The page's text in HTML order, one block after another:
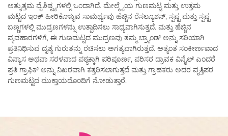
ಅತ್ಯುತ್ತಮ ವೈಶಿಷ್ಟ್ಯಗಳಲ್ಲಿ ಒಂದಾಗಿದೆ. ಮೇಲ್ಮೈಯ ಗುಣಮಟ್ಟ ಮತ್ತು ಉತ್ತಮ
ಮಟ್ಟದ ಇಂಕ್ ಹೀರಿಕೊಳ್ಳುವ ಸಾಮರ್ಥ್ಯವು ಹೆಚ್ಚಿನ ರೆಸಲ್ಯೂಶನ್, ಸ್ಪಷ್ಟ ಮತ್ತು ಸ್ಪಷ್ಟ
ಬಣ್ಣಗಳಲ್ಲಿ ಮುದ್ರಣಗಳನ್ನು ಉತ್ಪಾದಿಸಲು ಸಾಧ್ಯವಾಗಿಸುತ್ತದೆ. ಮತ್ತು ಹೆಚ್ಚಿನ
ವ್ಯವಹಾರಗಳಿಗೆ, ಈ ಗುಣಮಟ್ಟದ ಮುದ್ರಣವು ತಮ್ಮ ಬ್ರ್ಯಾಂಡ್ ಅನ್ನು ಸರಿಯಾಗಿ
ಪ್ರತಿನಿಧಿಸುವ ದೃಶ್ಯ ಗುರುತನ್ನು ರಚಿಸಲು ಅಗತ್ಯವಾಗಿರುತ್ತದೆ. ಅತ್ಯಂತ ಸಂಕೀರ್ಣವಾದ
ವಿನ್ಯಾಸ ಅಥವಾ ಸರಳವಾದ ಪಠ್ಯಕ್ಕಾಗಿ ಪರಿಪೂರ್ಣ, ಪರಿಸರ ದ್ರಾವಕ ವಿನೈಲ್ ಎಂದರೆ
ಪ್ರತಿ ಗ್ರಾಫಿಕ್ ಅನ್ನು ನಿಖರವಾಗಿ ಕತ್ತರಿಸಲಾಗುತ್ತದೆ ಮತ್ತು ಗ್ರಾಹಕರು ಅದರ ವೃತ್ತಿಪರ
ಗುಣಮಟ್ಟದ ಮುಕ್ತಾಯದೊಂದಿಗೆ ನೋಡುತ್ತಾರೆ.